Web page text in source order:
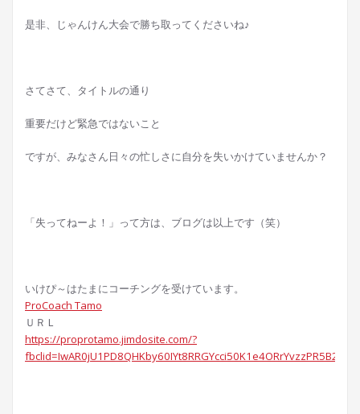
是非、じゃんけん大会で勝ち取ってくださいね♪
さてさて、タイトルの通り
重要だけど緊急ではないこと
ですが、みなさん日々の忙しさに自分を失いかけていませんか？
「失ってねーよ！」って方は、ブログは以上です（笑）
いけぴ～はたまにコーチングを受けています。
ProCoach Tamo
ＵＲＬ
https://proprotamo.jimdosite.com/?